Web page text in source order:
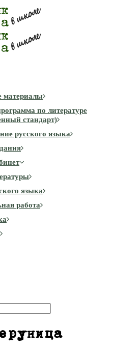
материалы
по литературе
стандарт)
русского языка
языка
работа